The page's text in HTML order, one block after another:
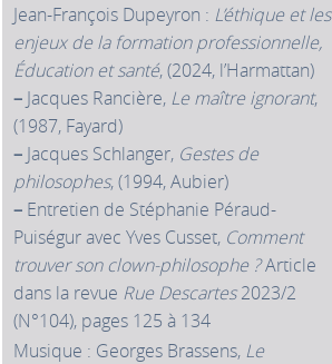
Jean-François Dupeyron : L’éthique et les
enjeux de la formation professionnelle,
Éducation et santé, (2024, l’Harmattan)
– Jacques Rancière, Le maître ignorant,
(1987, Fayard)
– Jacques Schlanger, Gestes de
philosophes, (1994, Aubier)
– Entretien de Stéphanie Péraud-
Puiségur avec Yves Cusset, Comment
trouver son clown-philosophe ?Article
dans la revue Rue Descartes2023/2
(N°104), pages 125 à 134
Musique : Georges Brassens, Le